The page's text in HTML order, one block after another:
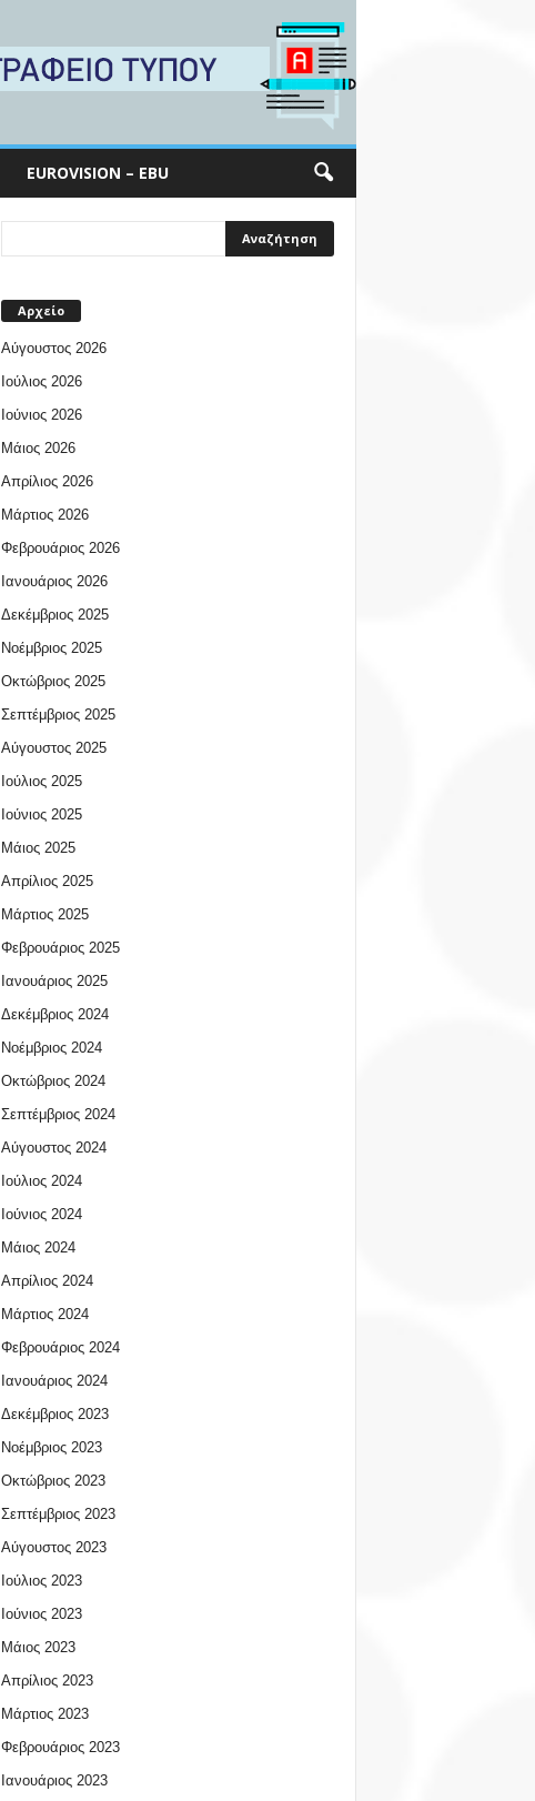
EUROVISION – EBU
Αρχείο
Αύγουστος 2026
Ιούλιος 2026
Ιούνιος 2026
Μάιος 2026
Απρίλιος 2026
Μάρτιος 2026
Φεβρουάριος 2026
Ιανουάριος 2026
Δεκέμβριος 2025
Νοέμβριος 2025
Οκτώβριος 2025
Σεπτέμβριος 2025
Αύγουστος 2025
Ιούλιος 2025
Ιούνιος 2025
Μάιος 2025
Απρίλιος 2025
Μάρτιος 2025
Φεβρουάριος 2025
Ιανουάριος 2025
Δεκέμβριος 2024
Νοέμβριος 2024
Οκτώβριος 2024
Σεπτέμβριος 2024
Αύγουστος 2024
Ιούλιος 2024
Ιούνιος 2024
Μάιος 2024
Απρίλιος 2024
Μάρτιος 2024
Φεβρουάριος 2024
Ιανουάριος 2024
Δεκέμβριος 2023
Νοέμβριος 2023
Οκτώβριος 2023
Σεπτέμβριος 2023
Αύγουστος 2023
Ιούλιος 2023
Ιούνιος 2023
Μάιος 2023
Απρίλιος 2023
Μάρτιος 2023
Φεβρουάριος 2023
Ιανουάριος 2023